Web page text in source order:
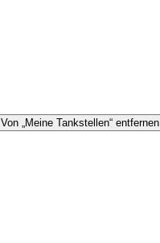
Von „Meine Tankstellen“ entfernen